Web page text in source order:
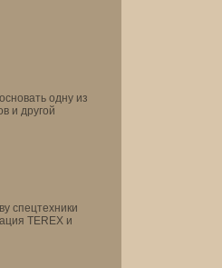
одну из
и другой
спецтехники
TEREX и